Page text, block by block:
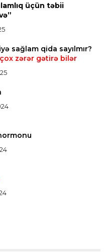
üçün təbii
sağlam qida sayılmır?
zərər gətirə bilər